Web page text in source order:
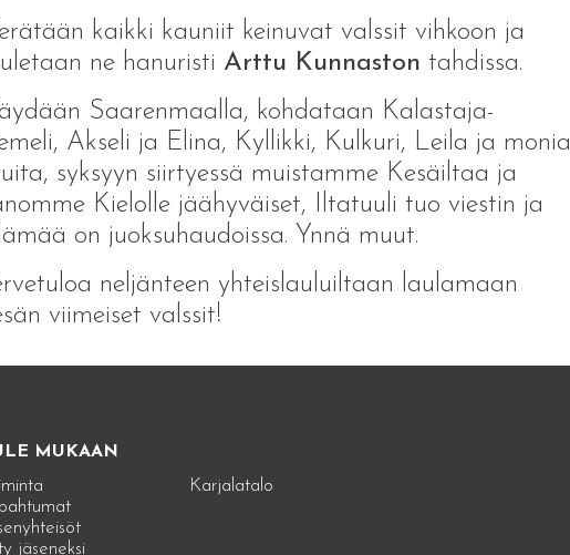
kaikki kauniit keinuvat valssit vihkoon ja
ne hanuristi Arttu Kunnaston tahdissa.
Saarenmaalla, kohdataan Kalastaja-
Akseli ja Elina, Kyllikki, Kulkuri, Leila ja monia
syksyyn siirtyessä muistamme Kesäiltaa ja
Kielolle jäähyväiset, Iltatuuli tuo viestin ja
on juoksuhaudoissa. Ynnä muut.
neljänteen yhteislauluiltaan laulamaan
viimeiset valssit!
MUKAAN
jäseneksi
Karjalatalo